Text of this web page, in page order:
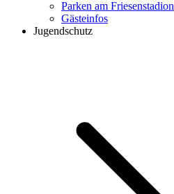
Parken am Friesenstadion
Gästeinfos
Jugendschutz